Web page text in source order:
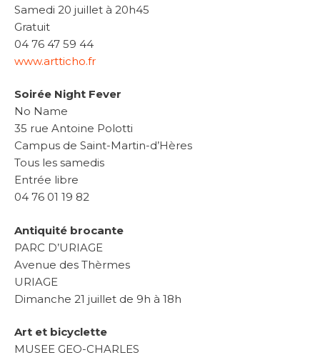
Samedi 20 juillet à 20h45
Gratuit
04 76 47 59 44
www.artticho.fr
Soirée Night Fever
No Name
35 rue Antoine Polotti
Campus de Saint-Martin-d’Hères
Tous les samedis
Entrée libre
04 76 01 19 82
Antiquité brocante
PARC D’URIAGE
Avenue des Thèrmes
URIAGE
Dimanche 21 juillet de 9h à 18h
Art et bicyclette
MUSEE GEO-CHARLES